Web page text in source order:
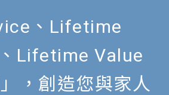
、Lifetime
Lifetime Value
，創造您與家人